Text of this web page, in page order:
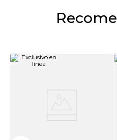
Selector de función:
-Permite la acción